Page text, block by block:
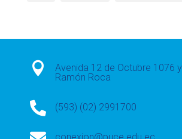

Avenida 12 de Octubre 1076
Ramón Roca
 (593) (02) 2991700